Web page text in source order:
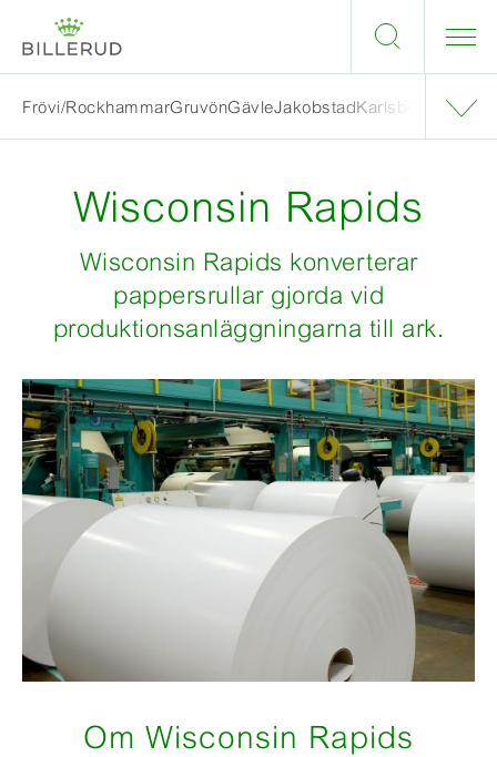
Frövi/RockhammarGruvönGävleJakobstadKarlsborg
Wisconsin Rapids
Wisconsin Rapids konverterar
pappersrullar gjorda vid
produktionsanläggningarna till ark.
Om Wisconsin Rapids